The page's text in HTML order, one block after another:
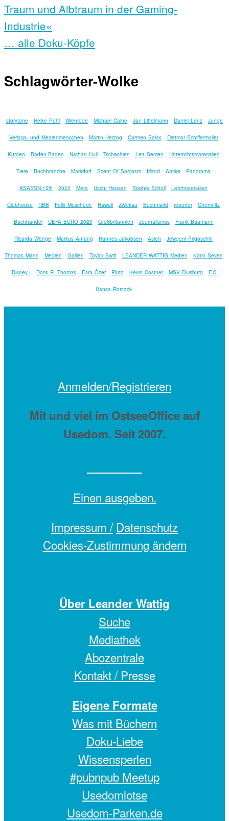
Traum und Albtraum in der Gaming-
Industrie«
… alle Doku-Köpfe
Schlagwörter-Wolke
storytone Heike Pohl Wienrode Michael Caine Jan Littelmann Daniel Lenz Junge
Verlags- und Medienmenschen Martin Herzog Carmen Salas Dietmar Schiffermüller
Kurden Baden-Baden Nathan Hull Tschechien Lea Semen Unterrichtsmaterialien
Tiere Buchbranche Markdorf Scent Of Sarcasm Irland Antike Panorama
ASASSN-15lh 2022 Meta Uschi Hansen Sophie Scholl Lehrmaterialien
Clubhouse RBB Felix Meschede Hawaii Zwickau Buchmarkt reporter Chemnitz
Buchhandel UEFA EURO 2020 Großbritannien Journalismus Frank Baumann
Ricarda Wenge Markus Anfang Hannes Jakobsen Asien Jewgeni Prigoschin
Thomas Mann Medien Gallien Taylor Swift LEANDER WATTIG Medien Karin Seven
Disney+ Doris R. Thomas Esra Özer Pluto Kevin Costner MSV Duisburg F.C.
Hansa Rostock
Anmelden/Registrieren
Mit und viel im OstseeOffice auf
Usedom. Seit 2007.
Einen ausgeben.
Impressum / Datenschutz
Cookies-Zustimmung ändern
Über Leander Wattig
Suche
Mediathek
Abozentrale
Kontakt / Presse
Eigene Formate
Was mit Büchern
Doku-Liebe
Wissensperlen
#pubnpub Meetup
Usedomlotse
Usedom-Parken.de